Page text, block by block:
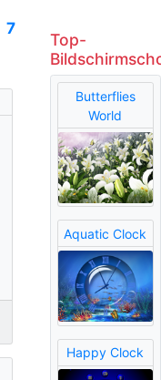
7
Top-
Butterflies
World
Aquatic Clock
Happy Clock